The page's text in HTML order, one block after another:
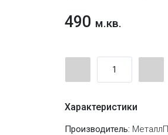
490 м.кв.
Характеристики
Производитель: